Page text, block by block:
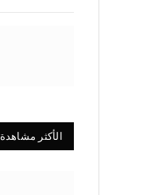
الأكثر مشاهدة